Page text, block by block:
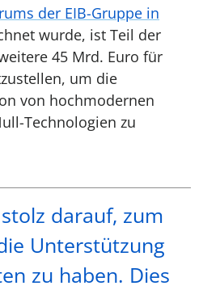
der EIB-Gruppe in
wurde, ist Teil der
45 Mrd. Euro für
um die
von hochmodernen
Technologien zu
darauf, zum
Unterstützung
zu haben. Dies